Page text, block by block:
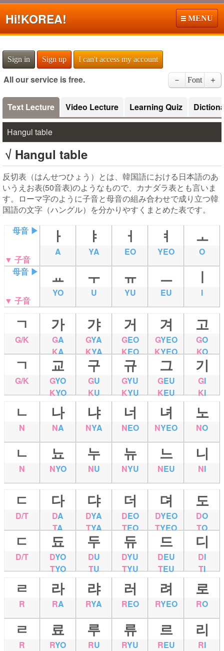
Hi!KOREA! MENU
Sign in Sign up I can't access my account
All our service is free. － Font ＋
Text Lecture Video Lecture Learning Quiz
Hangul table
√ Hangul table
反切表（はんせつひょう）とは、韓国語における日本語のあ
いうえお表(50音表)のようなもので、カナダラ表とも言いま
す。ローマ字のように子音と母音の組み合わせで成り立つ韓
国語の文字（ハングル）を分かりやすくまとめた表です。
母音 ▶
▼ 子音
ㅏ
A
ㅑ
YA
ㅓ
EO
ㅕ
YEO
ㅗ
O
母音 ▶
▼ 子音
ㅛ
YO
ㅜ
U
ㅠ
YU
ㅡ
EU
ㅣ
I
ㄱ
G/K
가
GA
KA
갸
GYA
KYA
거
GEO
KEO
겨
GYEO
KYEO
고
GO
KO
ㄱ
G/K
교
GYO
KYO
구
GU
KU
규
GYU
KYU
그
GEU
KEU
기
GI
KI
ㄴ
N
나
NA
냐
NYA
너
NEO
녀
NYEO
노
NO
ㄴ
N
뇨
NYO
누
NU
뉴
NYU
느
NEU
니
NI
ㄷ
D/T
다
DA
TA
댜
DYA
TYA
더
DEO
TEO
뎌
DYEO
TYEO
도
DO
TO
ㄷ
D/T
됴
DYO
TYO
두
DU
TU
듀
DYU
TYU
드
DEU
TEU
디
DI
TI
ㄹ
R
라
RA
랴
RYA
러
REO
려
RYEO
로
RO
ㄹ
R
료
RYO
루
RU
류
RYU
르
REU
리
RI